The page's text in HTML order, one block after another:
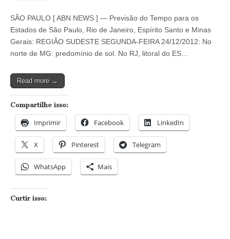
Tempo
para
Região
Sudeste
SÃO PAULO [ ABN NEWS ] — Previsão do Tempo para os
Estados de São Paulo, Rio de Janeiro, Espírito Santo e Minas
Gerais: REGIÃO SUDESTE SEGUNDA-FEIRA 24/12/2012: No
norte de MG: predomínio de sol. No RJ, litoral do ES…
Read more →
Compartilhe isso:
Imprimir Facebook LinkedIn
X Pinterest Telegram
WhatsApp Mais
Curtir isso: